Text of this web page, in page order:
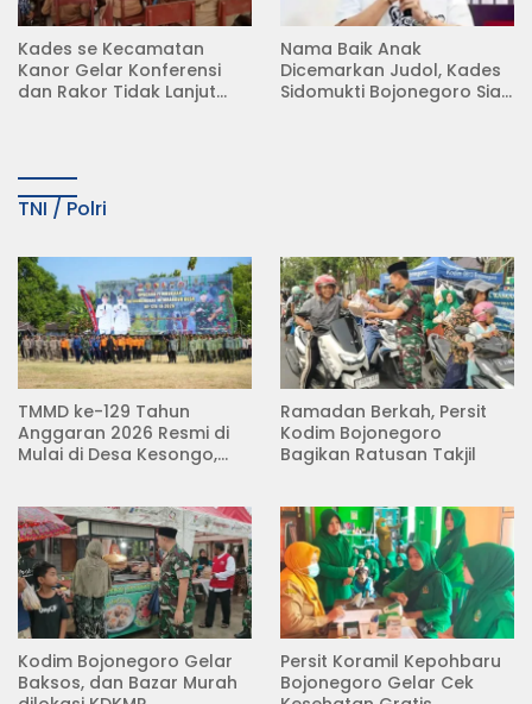
Kades se Kecamatan
Kanor Gelar Konferensi
dan Rakor Tidak Lanjut
Nama Baik Anak
Dicemarkan Judol, Kades
Sidomukti Bojonegoro Siap
TNI / Polri
TMMD ke-129 Tahun
Anggaran 2026 Resmi di
Mulai di Desa Kesongo,
Ramadan Berkah, Persit
Kodim Bojonegoro
Bagikan Ratusan Takjil
Kodim Bojonegoro Gelar
Baksos, dan Bazar Murah
Persit Koramil Kepohbaru
Bojonegoro Gelar Cek